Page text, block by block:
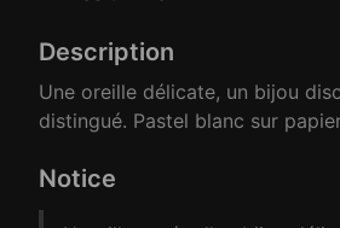
Description
Une oreille délicate, un bijou
distingué. Pastel blanc sur
Notice